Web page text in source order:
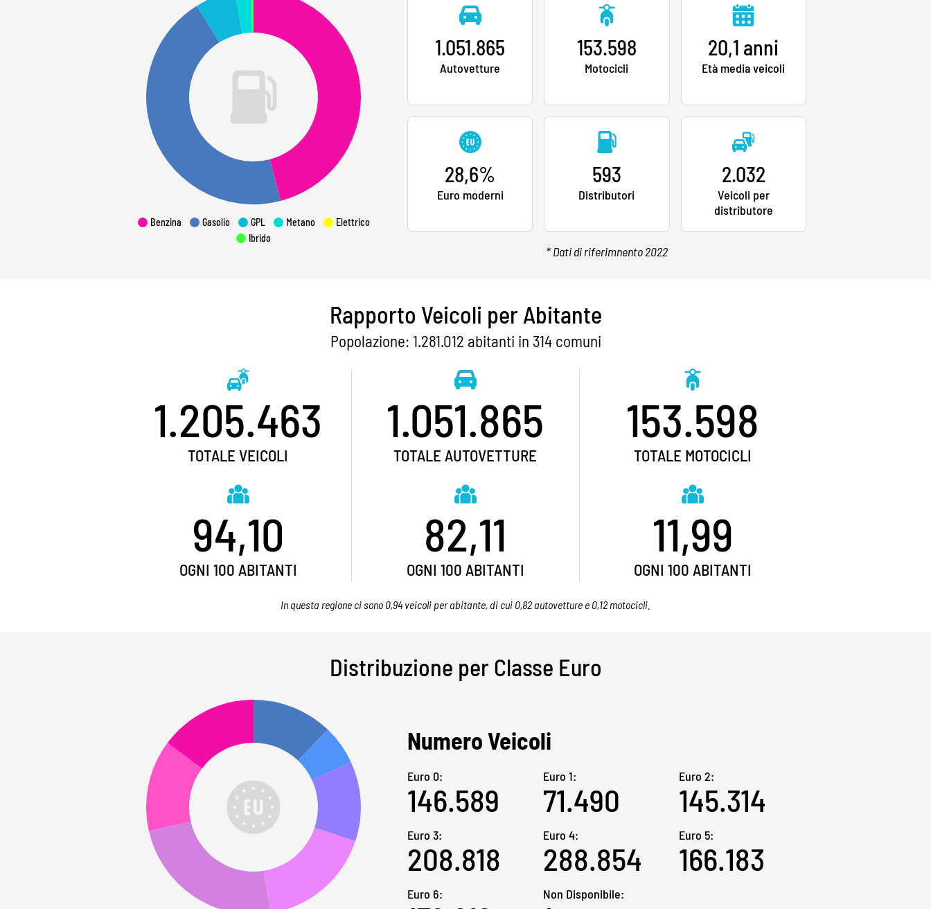
Benzina Gasolio GPL Metano
Elettrico
Ibrido
1.051.865
Autovetture
153.598
Motocicli
20,1 anni
Età media veicoli
28,6%
Euro moderni
593
Distributori
2.032
Veicoli per
distributore
* Dati di riferimnento 2022
Rapporto Veicoli per Abitante
Popolazione: 1.281.012 abitanti in 314 comuni
1.205.463
TOTALE VEICOLI
94,10
OGNI 100 ABITANTI
1.051.865
TOTALE AUTOVETTURE
82,11
OGNI 100 ABITANTI
153.598
TOTALE MOTOCICLI
11,99
OGNI 100 ABITANTI
In questa regione ci sono 0,94 veicoli per abitante, di cui 0,82 autovetture e 0,12 motocicli.
Distribuzione per Classe Euro
Numero Veicoli
Euro 0:
146.589
Euro 1:
71.490
Euro 2:
145.314
Euro 3:
208.818
Euro 4:
288.854
Euro 5:
166.183
Euro 6: Non Disponibile: